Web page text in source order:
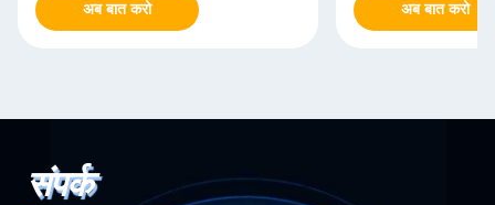
अब बात करो अब बात करो
संपर्क